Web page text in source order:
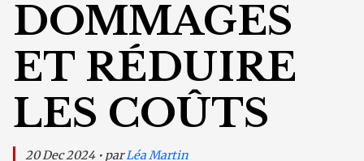
DOMMAGES
ET RÉDUIRE
LES COÛTS
20 Dec 2024 • parLéa Martin